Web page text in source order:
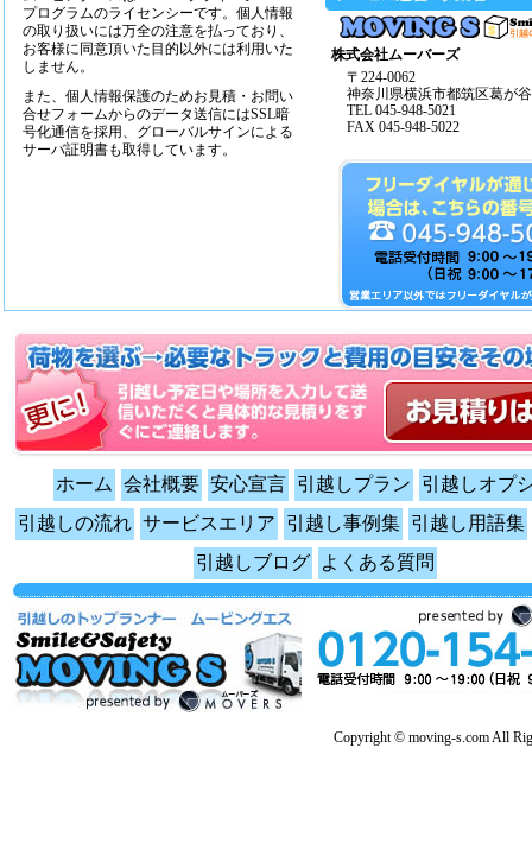
プログラムのライセンシーです。個人情報
の取り扱いには万全の注意を払っており、
お客様に同意頂いた目的以外には利用いた
しません。
また、個人情報保護のためお見積・お問い
合せフォームからのデータ送信にはSSL暗
号化通信を採用、グローバルサインによる
サーバ証明書も取得しています。
株式会社ムーバーズ
〒224-0062
神奈川県横浜市都筑区葛が
TEL 045-948-5021
FAX 045-948-5022
ホーム 会社概要 安心宣言 引越しプラン
引越しオプ
引越しの流れ サービスエリア 引越し事例集 引越し用語集
引越しブログ
よくある質問
Copyright © moving-s.com All